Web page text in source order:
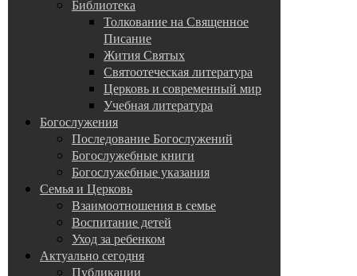
Библиотека
Толкование на Священное
Писание
Жития Святых
Святоотеческая литература
Церковь и современный мир
Учебная литература
Богослужения
Последование Богослужений
Богослужебные книги
Богослужебные указания
Семья и Церковь
Взаимоотношения в семье
Воспитание детей
Уход за ребенком
Актуально сегодня
Публикации